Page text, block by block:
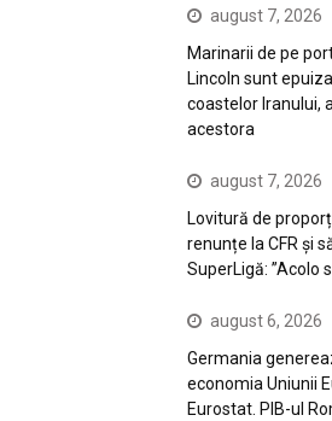
august 7, 2026
Marinarii de pe
Lincoln sunt
coastelor Iranului,
acestora
august 7, 2026
Lovitură de
renunțe la CFR și
SuperLigă: ”Acolo
august 6, 2026
Germania
economia Uniunii
Eurostat. PIB-ul